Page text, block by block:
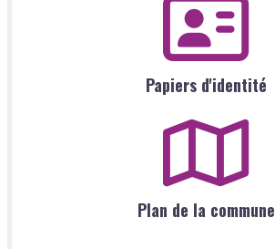
Papiers d'identité
Plan de la commune